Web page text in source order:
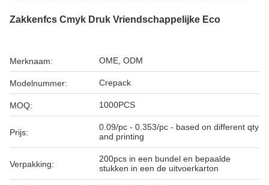
Zakkenfcs Cmyk Druk Vriendschappelijke Eco
Merknaam: OME, ODM
Modelnummer: Crepack
MOQ: 1000PCS
Prijs:
0.09/pc - 0.353/pc - based on different qty
and printing
Verpakking:
200pcs in een bundel en bepaalde
stukken in een de uitvoerkarton